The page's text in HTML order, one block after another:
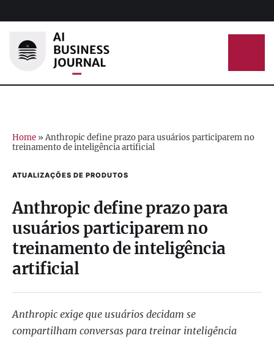
Home »Anthropic define prazo para usuários participarem no
treinamento de inteligência artificial
ATUALIZAÇÕES DE PRODUTOS
Anthropic define prazo para
usuários participarem no
treinamento de inteligência
artificial
Anthropic exige que usuários decidam se
compartilham conversas para treinar inteligência